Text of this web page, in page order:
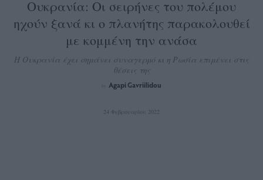
Ουκρανία: Oι σειρήνες του πολέμου
ηχούν ξανά κι ο πλανήτης παρακολουθεί
με κομμένη την ανάσα
Η Ουκρανία έχει σημάνει συναγερμό κι η Ρωσία επιμένει στις
θέσεις της
Agapi Gavriilidou
24 Φεβρουαρίου 2022